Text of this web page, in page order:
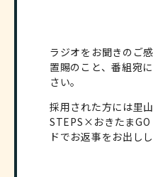
ラジオをお聞きのご
置賜のこと、番組宛
さい。
採用された方には里山
STEPS×おきたまGO
ドでお返事をお出し